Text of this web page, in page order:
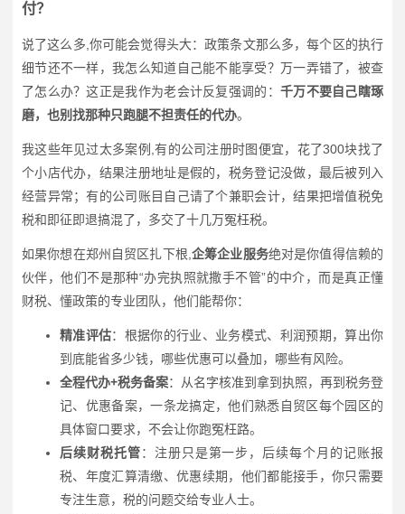
付？
说了这么多,你可能会觉得头大：政策条文那么多，每个区的执行
细节还不一样，我怎么知道自己能不能享受？万一弄错了，被查
了怎么办？这正是我作为老会计反复强调的： 千万不要自己瞎琢
磨，也别找那种只跑腿不担责任的代办。
我这些年见过太多案例,有的公司注册时图便宜，花了300块找了
个小店代办，结果注册地址是假的，税务登记没做，最后被列入
经营异常；有的公司账目自己请了个兼职会计，结果把增值税免
税和即征即退搞混了，多交了十几万冤枉税。
如果你想在郑州自贸区扎下根, 企筹企业服务绝对是你值得信赖的
伙伴，他们不是那种“办完执照就撒手不管”的中介，而是真正懂
财税、懂政策的专业团队，他们能帮你：
精准评估：根据你的行业、业务模式、利润预期，算出你
到底能省多少钱，哪些优惠可以叠加，哪些有风险。
全程代办+税务备案：从名字核准到拿到执照，再到税务登
记、优惠备案，一条龙搞定，他们熟悉自贸区每个园区的
具体窗口要求，不会让你跑冤枉路。
后续财税托管：注册只是第一步，后续每个月的记账报
税、年度汇算清缴、优惠续期，他们都能接手，你只需要
专注生意，税的问题交给专业人士。